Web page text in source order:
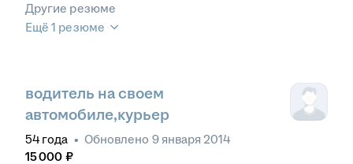
Другие резюме
Ещё 1 резюме
водитель на своем
автомобиле,курьер
54 года • Обновлено 9 января 2014
15 000 ₽